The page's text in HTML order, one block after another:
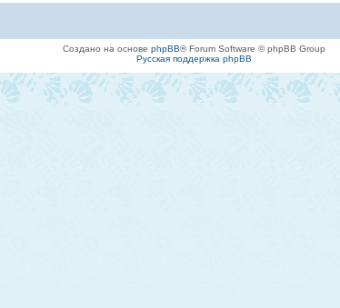
Создано на основе phpBB® Forum Software © phpBB Group
Русская поддержка phpBB